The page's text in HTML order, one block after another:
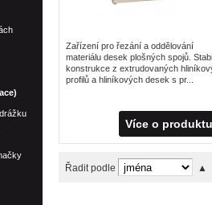
Zařízení pro řezání a oddělování
materiálu desek plošných spojů.
konstrukce z extrudovaných
profilů a hliníkových desek s pr...
Více o produktu
Řadit podle ▲